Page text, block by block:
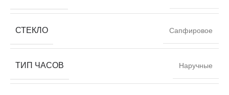
СТЕКЛО Сапфировое
ТИП ЧАСОВ Наручные